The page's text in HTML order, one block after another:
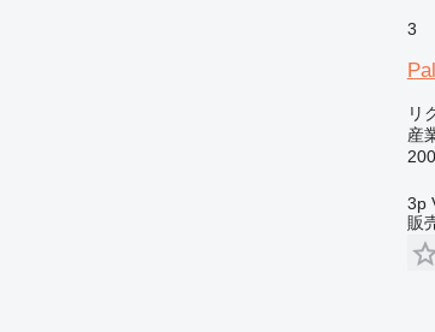
3
リ
産
3p
販